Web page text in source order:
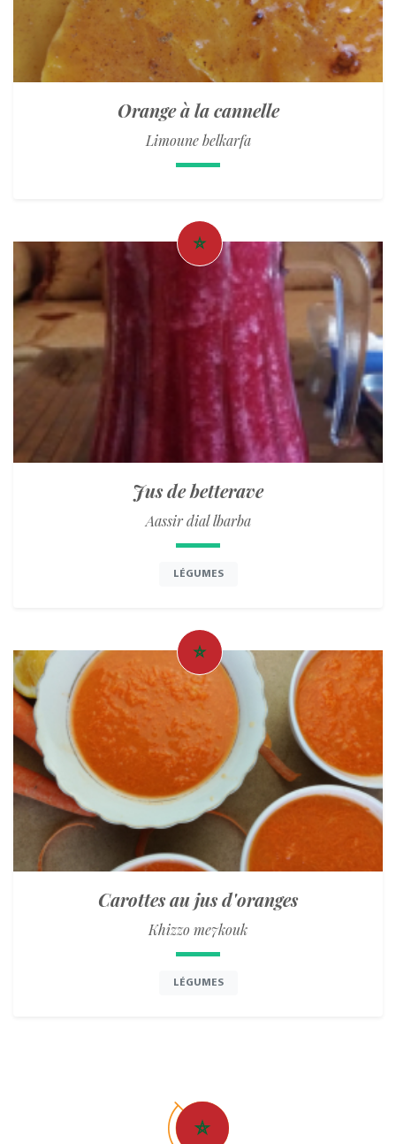
Orange à la cannelle
Limoune belkarfa
Jus de betterave
Aassir dial lbarba
LÉGUMES
Carottes au jus d'oranges
Khizzo me7kouk
LÉGUMES